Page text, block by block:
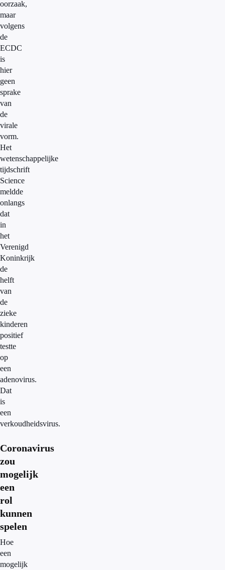
oorzaak,
maar
volgens
de
ECDC
is
hier
geen
sprake
van
de
virale
vorm.
Het
wetenschappelijke
tijdschrift
Science
meldde
onlangs
dat
in
het
Verenigd
Koninkrijk
de
helft
van
de
zieke
kinderen
positief
testte
op
een
adenovirus.
Dat
is
een
verkoudheidsvirus.
Coronavirus
zou
mogelijk
een
rol
kunnen
spelen
Hoe
een
mogelijk